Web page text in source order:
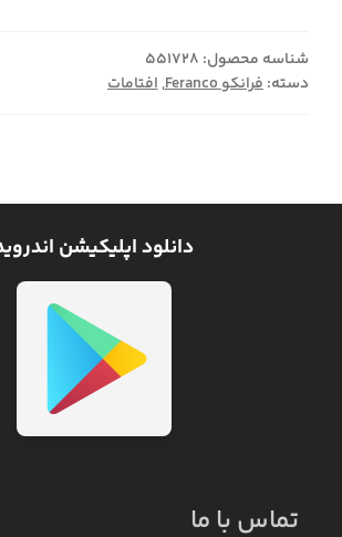
شناسه محصول: 551728
دسته:فرانکو Feranco ,افتامات
دانلود اپلیکیشن
تماس با ما